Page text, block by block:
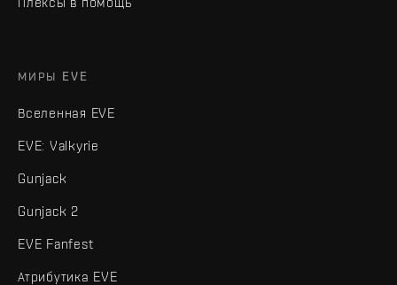
МИРЫ EVE
Вселенная EVE
EVE: Valkyrie
Gunjack
Gunjack 2
EVE Fanfest
Атрибутика EVE